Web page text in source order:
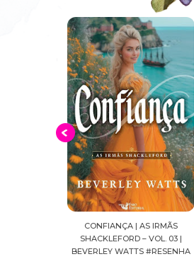
DIÁRIOS DE UMA APOTECÁRIA |
MANGÁ, VOL.04 | NATSU HYUUGA